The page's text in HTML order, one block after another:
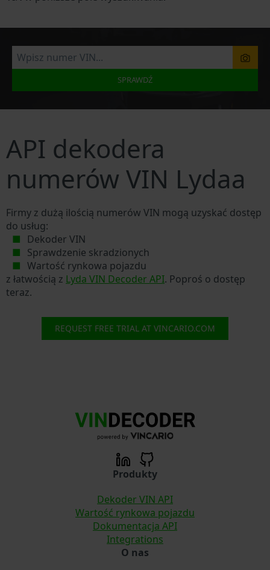
SPRAWDŹ
API dekodera
numerów VIN Lydaa
Firmy z dużą ilością numerów VIN mogą uzyskać dostęp
do usług:
Dekoder VIN
Sprawdzenie skradzionych
Wartość rynkowa pojazdu
z łatwością z Lyda VIN Decoder API. Poproś o dostęp
teraz.
REQUEST FREE TRIAL AT VINCARIO.COM
Produkty
Dekoder VIN API
Wartość rynkowa pojazdu
Dokumentacja API
Integrations
O nas